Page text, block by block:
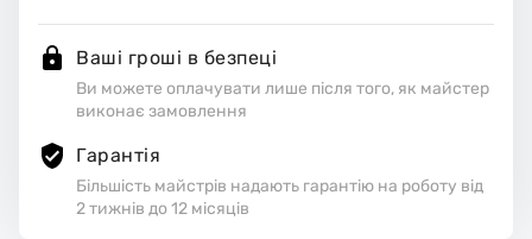
Ваші гроші в безпеці
Ви можете оплачувати лише після того, як майстер
виконає замовлення
Гарантія
Більшість майстрів надають гарантію на роботу від
2 тижнів до 12 місяців